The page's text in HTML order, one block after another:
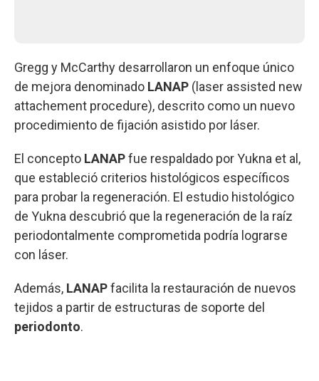
Gregg y McCarthy desarrollaron un enfoque único
de mejora denominado LANAP (laser assisted new
attachement procedure), descrito como un nuevo
procedimiento de fijación asistido por láser.
El concepto LANAPfue respaldado por Yukna et al,
que estableció criterios histológicos específicos
para probar la regeneración. El estudio histológico
de Yukna descubrió que la regeneración de la raíz
periodontalmente comprometida podría lograrse
con láser.
Además, LANAPfacilita la restauración de nuevos
tejidos a partir de estructuras de soporte del
periodonto.